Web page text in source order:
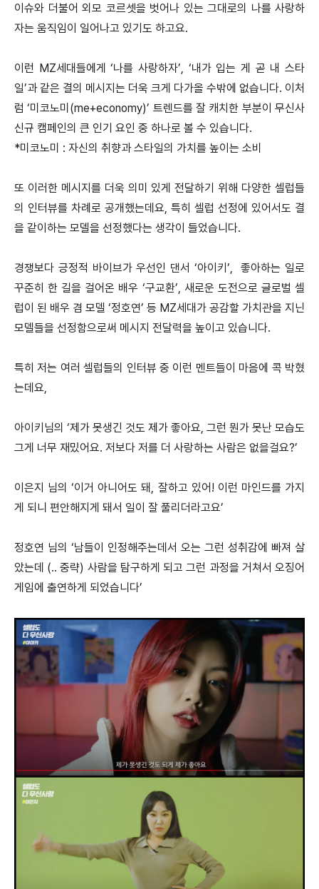
이슈와 더불어 외모 코르셋을 벗어나 있는 그대로의 나를 사랑하
자는 움직임이 일어나고 있기도 하고요.
이런 MZ세대들에게 ‘나를 사랑하자’, ‘내가 입는 게 곧 내 스타
일’과 같은 결의 메시지는 더욱 크게 다가올 수밖에 없습니다. 이처
럼 ‘미코노미(me+economy)’ 트렌드를 잘 캐치한 부분이 무신사
신규 캠페인의 큰 인기 요인 중 하나로 볼 수 있습니다.
*미코노미 : 자신의 취향과 스타일의 가치를 높이는 소비
또 이러한 메시지를 더욱 의미 있게 전달하기 위해 다양한 셀럽들
의 인터뷰를 차례로 공개했는데요, 특히 셀럽 선정에 있어서도 결
을 같이하는 모델을 선정했다는 생각이 들었습니다.
경쟁보다 긍정적 바이브가 우선인 댄서 ‘아이키’, 좋아하는 일로
꾸준히 한 길을 걸어온 배우 ‘구교환’, 새로운 도전으로 글로벌 셀
럽이 된 배우 겸 모델 ‘정호연’ 등 MZ세대가 공감할 가치관을 지닌
모델들을 선정함으로써 메시지 전달력을 높이고 있습니다.
특히 저는 여러 셀럽들의 인터뷰 중 이런 멘트들이 마음에 콕 박혔
는데요,
아이키님의 ‘제가 못생긴 것도 제가 좋아요, 그런 뭔가 못난 모습도
그게 너무 재밌어요. 저보다 저를 더 사랑하는 사람은 없을걸요?’
이은지 님의 ‘이거 아니어도 돼, 잘하고 있어! 이런 마인드를 가지
게 되니 편안해지게 돼서 일이 잘 풀리더라고요’
정호연 님의 ‘남들이 인정해주는데서 오는 그런 성취감에 빠져 살
았는데 (.. 중략) 사람을 탐구하게 되고 그런 과정을 거쳐서 오징어
게임에 출연하게 되었습니다’